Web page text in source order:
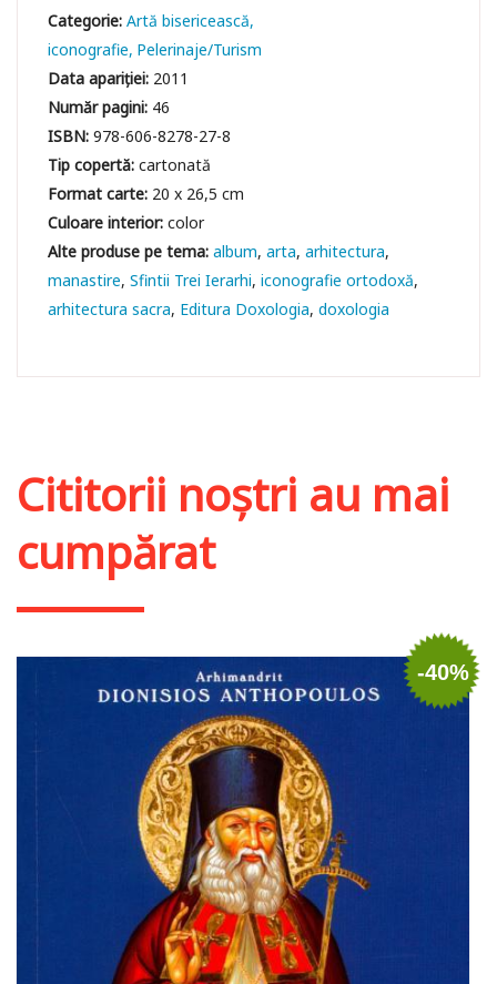
Categorie:Artă bisericească,
iconografie Pelerinaje/Turism
Data apariției: 2011
Număr pagini: 46
ISBN:978-606-8278-27-8
Tip copertă:cartonată
Format carte: 20 x 26,5 cm
Culoare interior:color
album arta arhitectura
manastire Sfintii Trei Ierarhi iconografie ortodoxă
arhitectura sacra Editura Doxologia doxologia
Cititorii noștri au mai
cumpărat
-40%